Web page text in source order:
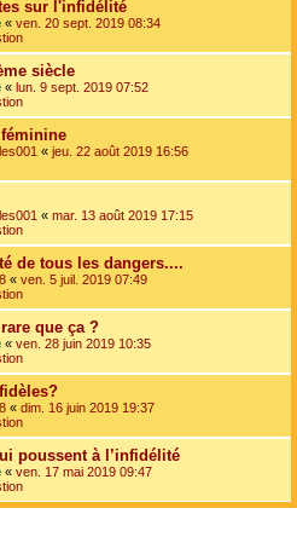
sur l'infidélité
« ven. 20 sept. 2019 08:34
siècle
« lun. 9 sept. 2019 07:52
« jeu. 22 août 2019 16:56
« mar. 13 août 2019 17:15
de tous les dangers....
« ven. 5 juil. 2019 07:49
que ça ?
« ven. 28 juin 2019 10:35
« dim. 16 juin 2019 19:37
poussent à l’infidélité
« ven. 17 mai 2019 09:47